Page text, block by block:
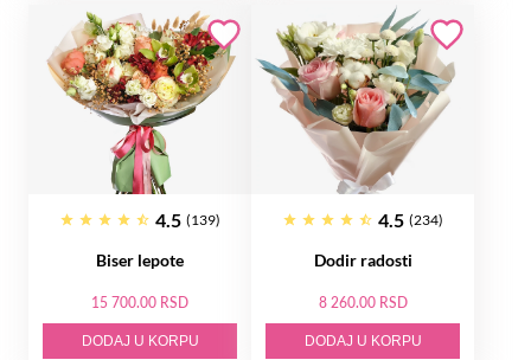
4.5 (139)
Biser lepote
15 700.00 RSD
DODAJ U KORPU
4.5 (234)
Dodir radosti
8 260.00 RSD
DODAJ U KORPU